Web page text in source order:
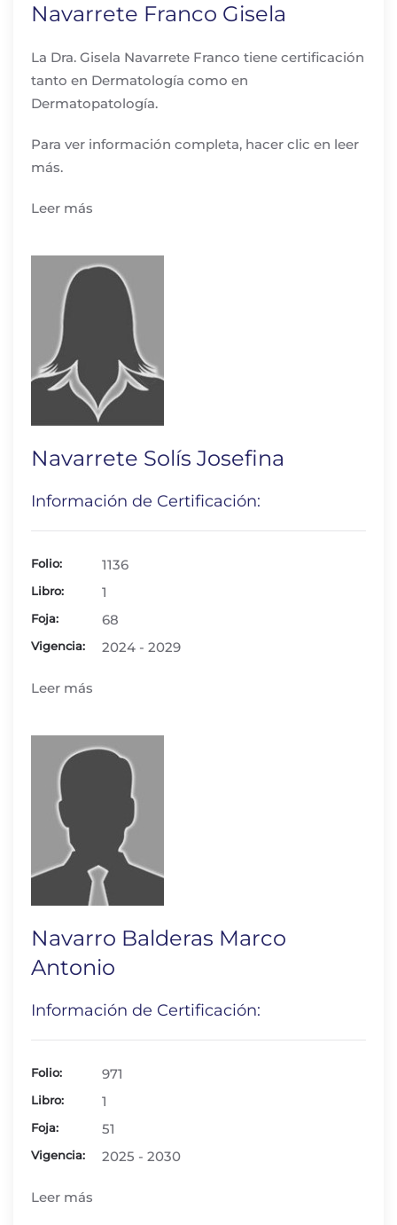
Navarrete Franco Gisela
La Dra. Gisela Navarrete Franco tiene certificación
tanto en Dermatología como en
Dermatopatología.
Para ver información completa, hacer clic en leer
más.
Leer más
Navarrete Solís Josefina
Información de Certificación:
Folio: 1136
Libro: 1
Foja: 68
Vigencia: 2024 - 2029
Leer más
Navarro Balderas Marco
Antonio
Información de Certificación:
Folio: 971
Libro: 1
Foja: 51
Vigencia: 2025 - 2030
Leer más